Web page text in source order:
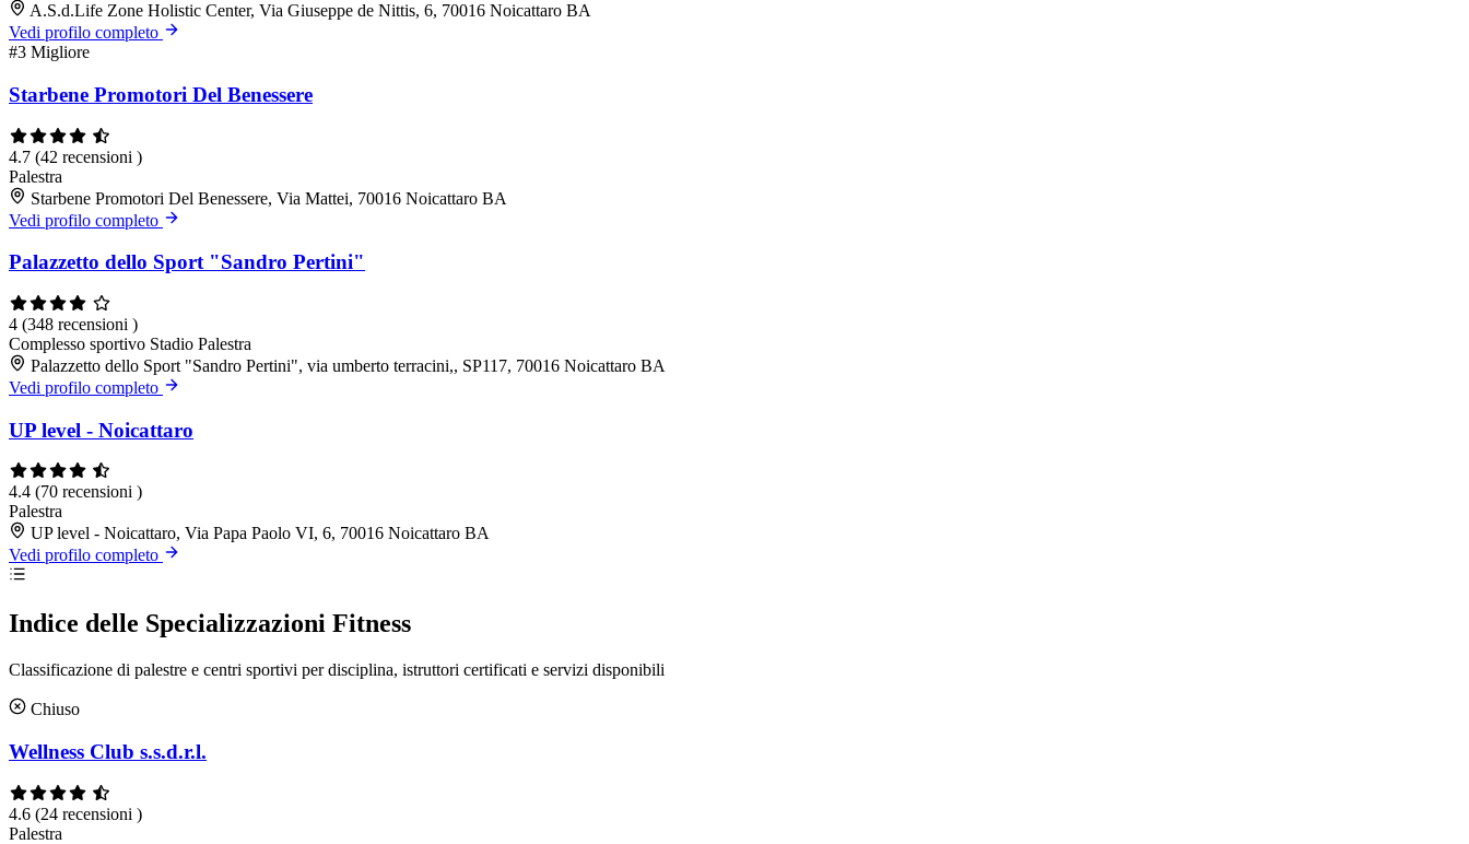
A.S.d.Life Zone Holistic Center, Via Giuseppe de Nittis, 6, 70016 Noicattaro BA
Vedi profilo completo
#3 Migliore
Starbene Promotori Del Benessere
4.7 (42 recensioni )
Palestra
Starbene Promotori Del Benessere, Via Mattei, 70016 Noicattaro BA
Vedi profilo completo
Palazzetto dello Sport "Sandro Pertini"
4 (348 recensioni )
Complesso sportivo Stadio Palestra
Palazzetto dello Sport "Sandro Pertini", via umberto terracini,, SP117, 70016 Noicattaro BA
Vedi profilo completo
UP level - Noicattaro
4.4 (70 recensioni )
Palestra
UP level - Noicattaro, Via Papa Paolo VI, 6, 70016 Noicattaro BA
Vedi profilo completo
Indice delle Specializzazioni Fitness
Classificazione di palestre e centri sportivi per disciplina, istruttori certificati e servizi disponibili
Chiuso
Wellness Club s.s.d.r.l.
4.6 (24 recensioni )
Palestra